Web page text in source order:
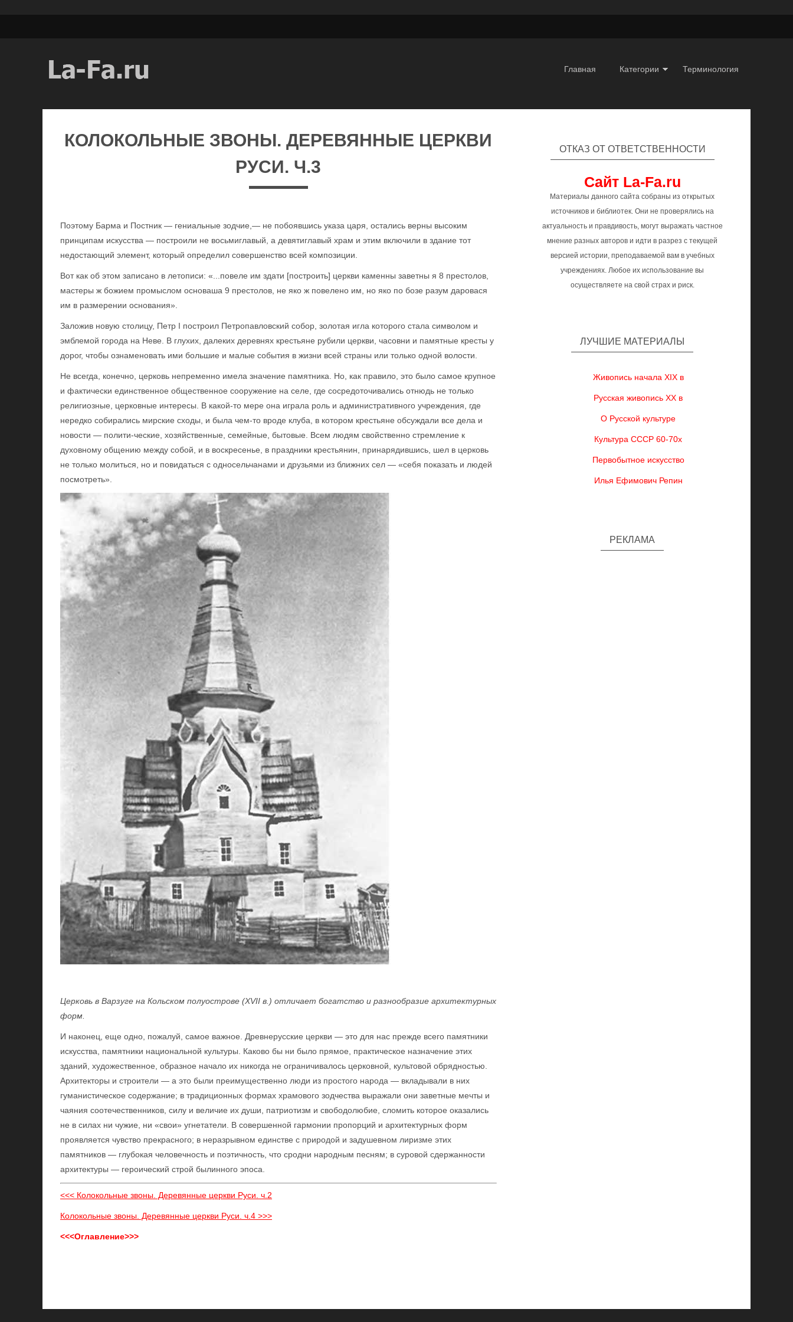
Главная Категории Терминология
КОЛОКОЛЬНЫЕ ЗВОНЫ. ДЕРЕВЯННЫЕ ЦЕРКВИ
РУСИ. Ч.3
Поэтому Барма и Постник — гениальные зодчие,— не побоявшись указа царя, остались верны высоким
принципам искусства — построили не восьмиглавый, а девятиглавый храм и этим включили в здание тот
недостающий элемент, который определил совершенство всей композиции.
Вот как об этом записано в летописи: «...повеле им здати [построить] церкви каменны заветны я 8 престолов,
мастеры ж божием промыслом основаша 9 престолов, не яко ж повелено им, но яко по бозе разум даровася
им в размерении основания».
Заложив новую столицу, Петр I построил Петропавловский собор, золотая игла которого стала символом и
эмблемой города на Неве. В глухих, далеких деревнях крестьяне рубили церкви, часовни и памятные кресты у
дорог, чтобы ознаменовать ими большие и малые события в жизни всей страны или только одной волости.
Не всегда, конечно, церковь непременно имела значение памятника. Но, как правило, это было самое крупное
и фактически единственное общественное сооружение на селе, где сосредоточивались отнюдь не только
религиозные, церковные интересы. В какой-то мере она играла роль и административного учреждения, где
нередко собирались мирские сходы, и была чем-то вроде клуба, в котором крестьяне обсуждали все дела и
новости — полити-ческие, хозяйственные, семейные, бытовые. Всем людям свойственно стремление к
духовному общению между собой, и в воскресенье, в праздники крестьянин, принарядившись, шел в церковь
не только молиться, но и повидаться с односельчанами и друзьями из ближних сел — «себя показать и людей
посмотреть».
Церковь в Варзуге на Кольском полуострове (XVII в.) отличает богатство и разнообразие архитектурных
форм.
И наконец, еще одно, пожалуй, самое важное. Древнерусские церкви — это для нас прежде всего памятники
искусства, памятники национальной культуры. Каково бы ни было прямое, практическое назначение этих
зданий, художественное, образное начало их никогда не ограничивалось церковной, культовой обрядностью.
Архитекторы и строители — а это были преимущественно люди из простого народа — вкладывали в них
гуманистическое содержание; в традиционных формах храмового зодчества выражали они заветные мечты и
чаяния соотечественников, силу и величие их души, патриотизм и свободолюбие, сломить которое оказались
не в силах ни чужие, ни «свои» угнетатели. В совершенной гармонии пропорций и архитектурных форм
проявляется чувство прекрасного; в неразрывном единстве с природой и задушевном лиризме этих
памятников — глубокая человечность и поэтичность, что сродни народным песням; в суровой сдержанности
архитектуры — героический строй былинного эпоса.
<<< Колокольные звоны. Деревянные церкви Руси. ч.2
Колокольные звоны. Деревянные церкви Руси. ч.4 >>>
<<<Оглавление>>>
ОТКАЗ ОТ ОТВЕТСТВЕННОСТИ
Сайт La-Fa.ru
Материалы данного сайта собраны из открытых
источников и библиотек. Они не проверялись на
актуальность и правдивость, могут выражать частное
мнение разных авторов и идти в разрез с текущей
версией истории, преподаваемой вам в учебных
учреждениях. Любое их использование вы
осуществляете на свой страх и риск.
ЛУЧШИЕ МАТЕРИАЛЫ
Живопись начала XIX в
Русская живопись XX в
О Русской культуре
Культура СССР 60-70х
Первобытное искусство
Илья Ефимович Репин
РЕКЛАМА